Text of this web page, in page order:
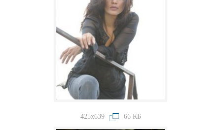
425x639 66 КБ